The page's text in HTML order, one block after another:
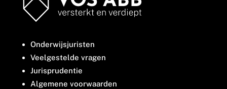
Onderwijsjuristen
Veelgestelde vragen
Jurisprudentie
Algemene voorwaarden